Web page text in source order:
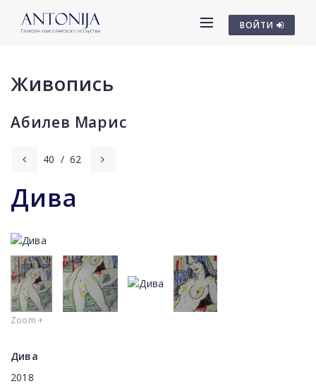
ВОЙТИ
Живопись
Абилев Марис
40 / 62
Дива
Zoom +
Дива
2018